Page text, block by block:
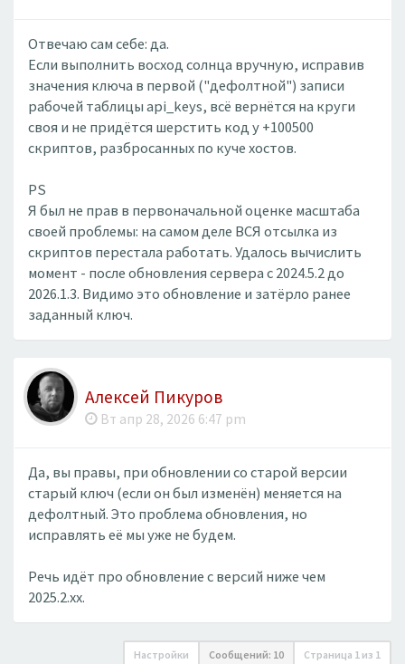
Отвечаю сам себе: да.
Если выполнить восход солнца вручную, исправив
значения ключа в первой ("дефолтной") записи
рабочей таблицы api_keys, всё вернётся на круги
своя и не придётся шерстить код у +100500
скриптов, разбросанных по куче хостов.
PS
Я был не прав в первоначальной оценке масштаба
своей проблемы: на самом деле ВСЯ отсылка из
скриптов перестала работать. Удалось вычислить
момент - после обновления сервера с 2024.5.2 до
2026.1.3. Видимо это обновление и затёрло ранее
заданный ключ.
Алексей Пикуров
Вт апр 28, 2026 6:47 pm
Да, вы правы, при обновлении со старой версии
старый ключ (если он был изменён) меняется на
дефолтный. Это проблема обновления, но
исправлять её мы уже не будем.
Речь идёт про обновление с версий ниже чем
2025.2.xx.
Настройки Сообщений: 10 Страница 1 из 1